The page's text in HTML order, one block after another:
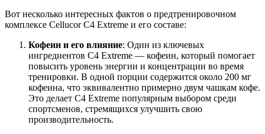
Вот несколько интересных фактов о предтренировочном
комплексе Cellucor C4 Extreme и его составе:
Кофеин и его влияние: Один из ключевых
ингредиентов C4 Extreme — кофеин, который помогает
повысить уровень энергии и концентрации во время
тренировки. В одной порции содержится около 200 мг
кофеина, что эквивалентно примерно двум чашкам кофе.
Это делает C4 Extreme популярным выбором среди
спортсменов, стремящихся улучшить свою
производительность.